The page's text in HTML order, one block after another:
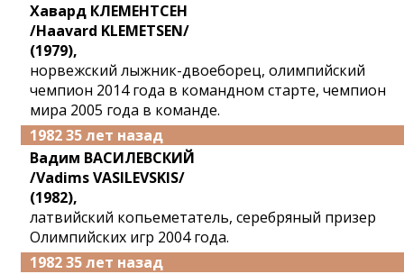
Хавард КЛЕМЕНТСЕН
/Haavard KLEMETSEN/
(1979),
норвежский лыжник-двоеборец, олимпийский
чемпион 2014 года в командном старте, чемпион
мира 2005 года в команде.
1982 35 лет назад
Вадим ВАСИЛЕВСКИЙ
/Vadims VASILEVSKIS/
(1982),
латвийский копьеметатель, серебряный призер
Олимпийских игр 2004 года.
1982 35 лет назад